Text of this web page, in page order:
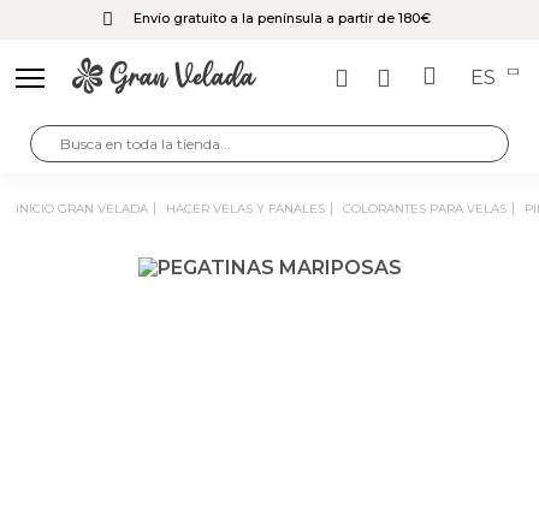
Envío gratuito a la península a partir de 180€
ES
INICIO GRAN VELADA HACER VELAS Y FANALES COLORANTES PARA VELAS